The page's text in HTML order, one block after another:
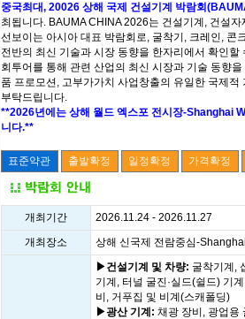
중국최대, 20026 상해 국제 건설기계 박람회
최됩니다. BAUMA CHINA 2026는 건설기계, 건설
선보이는 아시아 대표 박람회로, 굴착기, 크레인, 콘
전반의 최신 기술과 시장 동향을 한자리에서 확인
회투어를 통해 관련 산업의 최신 시장과 기술 동향
품 프로모션, 고부가가치 사업창출의 유일한 국제
부탁드립니다.
**2026년에는 상해 월드 엑스포 전시장-Shanghai
니다.**
개최기간
2026.11.24 - 2026.11.27
개최장소
상해 신국제 전람중심-
▶건설기계 및 차량: 굴착기계,
기계, 터널 굴진·실드(쉴드) 기
비, 거푸집 및 비계(스캐폴딩)
▶광산 기계: 채광 장비, 광업용